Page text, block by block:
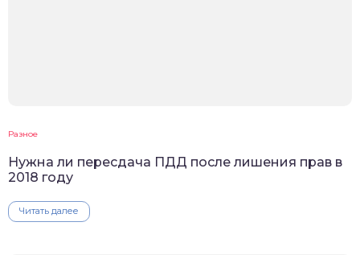
Разное
Нужна ли пересдача ПДД после лишения прав в
2018 году
Читать далее